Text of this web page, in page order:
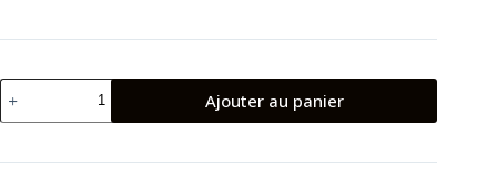
quantité
de
Smartphone
spark
Ajouter au panier